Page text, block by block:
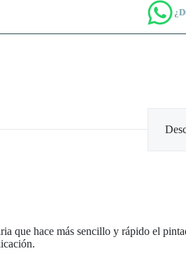
que hace más sencillo y rápido el